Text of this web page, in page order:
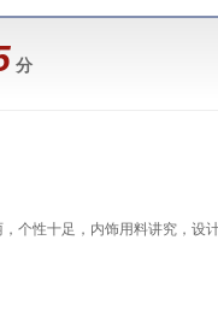
分
，个性十足，内饰用料讲究，设